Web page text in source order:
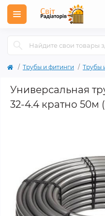
Трубы и фитинги Трубы
Универсальная
32-4.4 кратно 50м